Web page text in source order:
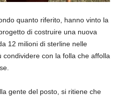
quanto riferito, hanno vinto la
di costruire una nuova
12 milioni di sterline nelle
con la folla che affolla
gente del posto, si ritiene che